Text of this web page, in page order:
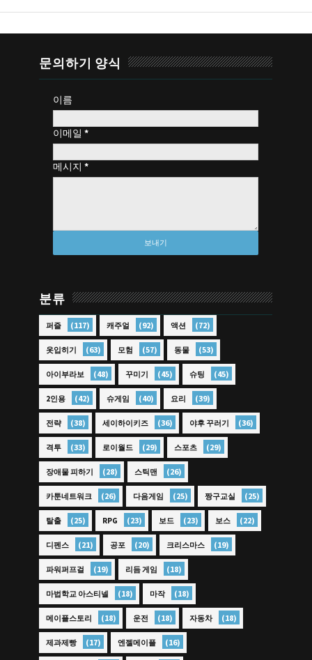
문의하기 양식
이름
이메일*
메시지*
분류
퍼즐 (117) 캐주얼 (92) 액션 (72)
옷입히기 (63) 모험 (57) 동물 (53)
아이부라보 (48) 꾸미기 (45) 슈팅 (45)
2인용 (42) 슈게임 (40) 요리 (39)
전략 (38) 세이하이키즈 (36) 야후 꾸러기 (36)
격투 (33) 로이월드 (29) 스포츠 (29)
장애물 피하기 (28) 스틱맨 (26)
카툰네트워크 (26) 다음게임 (25) 짱구교실 (25)
탈출 (25) RPG (23) 보드 (23) 보스 (22)
디펜스 (21) 공포 (20) 크리스마스 (19)
파워퍼프걸 (19) 리듬 게임 (18)
마법학교 아스티넬 (18) 마작 (18)
메이플스토리 (18) 운전 (18) 자동차 (18)
제과제빵 (17) 엔젤메이플 (16)